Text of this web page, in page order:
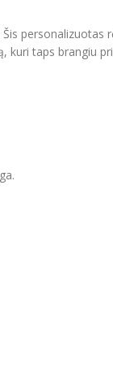
kuri taps brangiu